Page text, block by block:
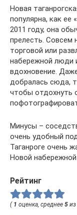
Новая
популярна, как ее
2011 году, она
прелесть. Совсем
торговой или
набережной люди
вдохновение.
добралась сюда,
чтобы отдохнуть
Минусы –
очень удобный
Таганроге очень
Новой
Рейтинг
( 1 оценка, среднее 5 из